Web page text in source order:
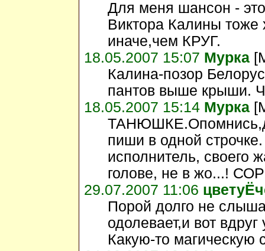
Для меня шансон -
Виктора Калины тоже
иначе,чем КРУГ.
18.05.2007 15:07 Мурка
Калина-позор
пантов выше крыши.
18.05.2007 15:14 Мурка
пиши в одной
исполнитель, своего
голове, не в жо...!
29.07.2007 11:06
Порой долго не
одолевает,и вот
Какую-то магическую